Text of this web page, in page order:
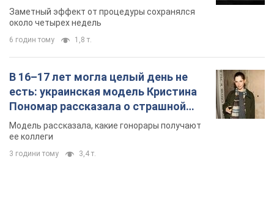
так почти месяц
Заметный эффект от процедуры сохранялся
около четырех недель
6 годин тому 1,8 т.
В 16–17 лет могла целый день не
есть: украинская модель Кристина
Пономар рассказала о страшной
стороне модельной карьеры
Модель рассказала, какие гонорары получают
ее коллеги
3 години тому 3,4 т.